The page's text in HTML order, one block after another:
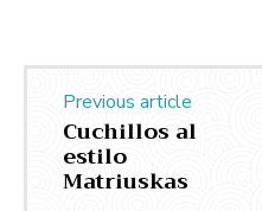
Previous article
Cuchillos al
estilo
Matriuskas